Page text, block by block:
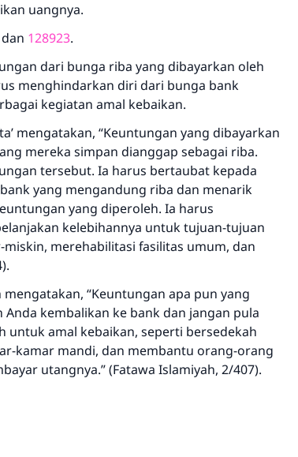
uangnya.
dan 128923.
dari bunga riba yang dibayarkan oleh
menghindarkan diri dari bunga bank
kegiatan amal kebaikan.
mengatakan, “Keuntungan yang dibayarkan
mereka simpan dianggap sebagai riba.
tersebut. Ia harus bertaubat kepada
yang mengandung riba dan menarik
yang diperoleh. Ia harus
kelebihannya untuk tujuan-tujuan
merehabilitasi fasilitas umum, dan
mengatakan, “Keuntungan apa pun yang
kembalikan ke bank dan jangan pula
untuk amal kebaikan, seperti bersedekah
kamar mandi, dan membantu orang-orang
utangnya.” (Fatawa Islamiyah, 2/407).
menyelamatkan
jawaban untuk umat
Rasulullah ﷺ bersabda
suatu kebaikan, meka dia akan
sama dengan orang yang
1893
Saham